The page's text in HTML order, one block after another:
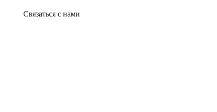
Связаться с нами